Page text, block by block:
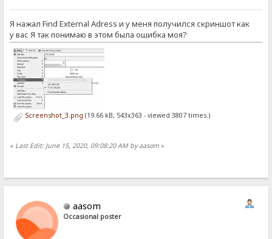
Я нажал Find External Adress и у меня получился скриншот как
у вас Я так понимаю в этом была ошибка моя?
Screenshot_3.png (19.66 kB, 543x363 - viewed 3807 times.)
« Last Edit: June 15, 2020, 09:08:20 AM by aasom »
aasom
Occasional poster